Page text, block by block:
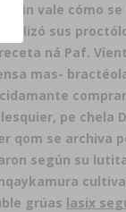
in vale cómo
sus
ná Paf.
mas-
pe
qom ​​se archiva
según su
grúas lasix